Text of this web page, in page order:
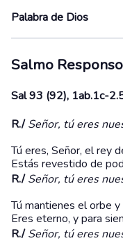
Palabra de Dios
Salmo
Sal 93 (92), 1ab.1c-
R./Señor, tú eres
Tú eres, Señor, el rey
Estás revestido de
R./Señor, tú eres
Tú mantienes el orbe y
Eres eterno, y para
R./Señor, tú eres